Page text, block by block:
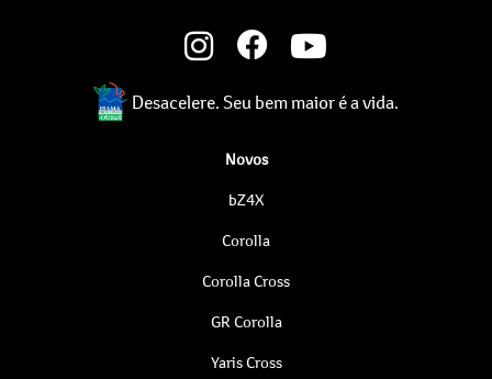
Desacelere. Seu bem maior é a vida.
Novos
bZ4X
Corolla
Corolla Cross
GR Corolla
Yaris Cross